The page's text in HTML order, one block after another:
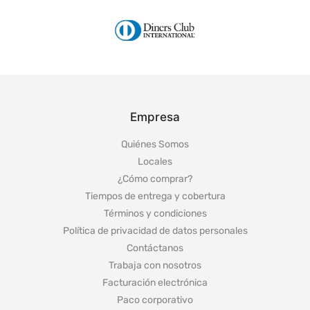
Empresa
Quiénes Somos
Locales
¿Cómo comprar?
Tiempos de entrega y cobertura
Términos y condiciones
Política de privacidad de datos personales
Contáctanos
Trabaja con nosotros
Facturación electrónica
Paco corporativo